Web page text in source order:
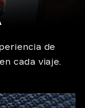
de
cada viaje.